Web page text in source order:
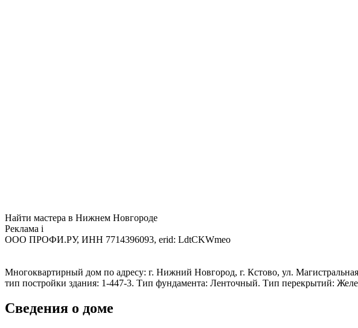
Найти мастера в Нижнем Новгороде
Реклама i
ООО ПРОФИ.РУ, ИНН 7714396093, erid: LdtCKWmeo
Многоквартирный дом по адресу: г. Нижний Новгород, г. Кстово, ул.
тип постройки здания: 1-447-3. Тип фундамента: Ленточный. Тип перекрытий:
Сведения о доме